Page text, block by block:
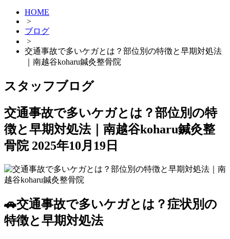
HOME
>
ブログ
>
交通事故で多いケガとは？部位別の特徴と早期対処法
｜南越谷koharu鍼灸整骨院
スタッフブログ
交通事故で多いケガとは？部位別の特
徴と早期対処法｜南越谷koharu鍼灸整
骨院 2025年10月19日
🚗交通事故で多いケガとは？症状別の
特徴と早期対処法